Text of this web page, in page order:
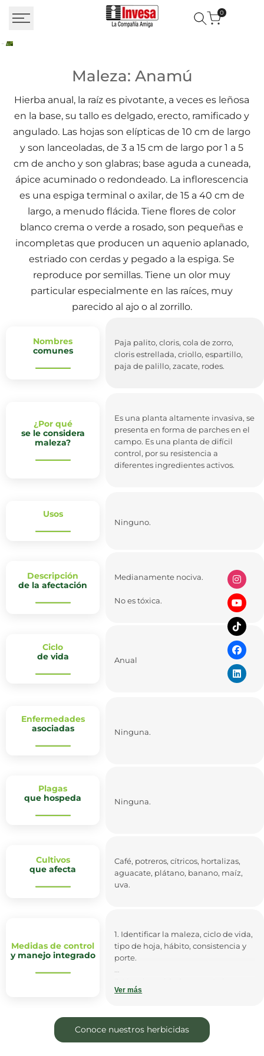
0
Maleza: AnamúMaleza: Anamú
Hierba anual, la raíz es pivotante, a veces es leñosa
en la base, su tallo es delgado, erecto, ramificado y
angulado. Las hojas son elípticas de 10 cm de largo
y son lanceoladas, de 3 a 15 cm de largo por 1 a 5
cm de ancho y son glabras; base aguda a cuneada,
ápice acuminado o redondeado. La inflorescencia
es una espiga terminal o axilar, de 15 a 40 cm de
largo, a menudo flácida. Tiene flores de color
blanco crema o verde a rosado, son pequeñas e
incompletas que producen un aquenio aplanado,
estriado con cerdas y pegado a la espiga. Se
reproduce por semillas. Tiene un olor muy
particular especialmente en las raíces, muy
parecido al ajo o al zorrillo.
Nombres
comunes
Paja palito, cloris, cola de zorro,
cloris estrellada, criollo, espartillo,
paja de palillo, zacate, rodes.
¿Por qué
se le considera
maleza?
Es una planta altamente invasiva, se
presenta en forma de parches en el
campo. Es una planta de difícil
control, por su resistencia a
diferentes ingredientes activos.
Usos
Ninguno.
Descripción
de la afectación
Medianamente nociva.
No es tóxica.
Ciclo
de vida
Anual
Enfermedades
asociadas
Ninguna.
Plagas
que hospeda
Ninguna.
Cultivos
que afecta
Café, potreros, cítricos, hortalizas,
aguacate, plátano, banano, maíz,
uva.
Medidas de control
y manejo integrado
1. Identificar la maleza, ciclo de vida,
tipo de hoja, hábito, consistencia y
porte.
máquinas y herramientas de
3. Se recomienda realizar la
eliminación de malezas
Ver más
Conoce nuestros herbicidas